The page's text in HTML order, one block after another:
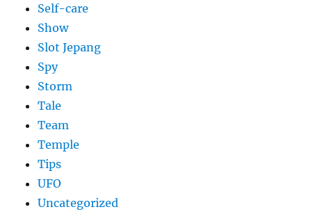
Self-care
Show
Slot Jepang
Spy
Storm
Tale
Team
Temple
Tips
UFO
Uncategorized